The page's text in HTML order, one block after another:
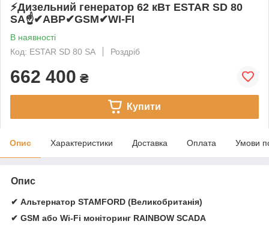
⚡️Дизельний генератор 62 кВт ESTAR SD 80
SA☝✔АВР✔GSM✔WI-FI
В наявності
Код: ESTAR SD 80 SA
Роздріб
662 400 ₴
Купити
Опис Характеристики Доставка Оплата Умови
Опис
✔ Альтернатор STAMFORD (Великобританія)
✔ GSM або Wi-Fi моніторинг RAINBOW SCADA